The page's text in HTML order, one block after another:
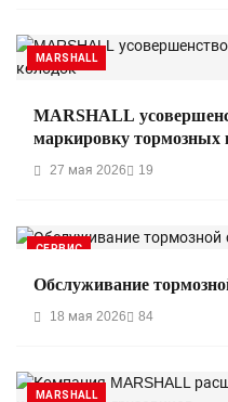
MARSHALL
MARSHALL
маркировку тормозных
27 мая 2026 19
СЕРВИС
Обслуживание
18 мая 2026 84
MARSHALL